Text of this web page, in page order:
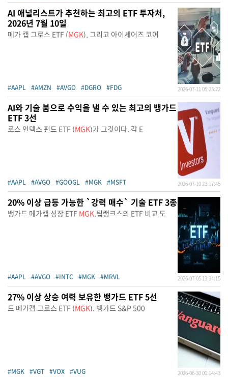
AI 애널리스트가 추천하는 최고의 ETF 투자처,
2026년 7월 10일
메가 캡 그로스 ETF (MGK), 그리고 아이셰어즈 코어
#AAPL #AMZN #AVGO #DGRO #FDG 2026-07-11 05:25:22
AI와 기술 붐으로 수익을 낼 수 있는 최고의 뱅가드
ETF 3선
로스 인덱스 펀드 ETF (MGK )가 그것이다. 각 E
#AAPL #AVGO #GOOGL #MGK #MSFT 2026-07-10 23:17:45
20% 이상 급등 가능한 `강력 매수` 기술 ETF 3종
뱅가드 메가캡 성장 ETF MGK.팁랭크스의 ETF 비교 도
#AAPL #AVGO #INTC #MGK #MRVL 2026-07-05 13:34:15
27% 이상 상승 여력 보유한 뱅가드 ETF 5선
드 메가캡 그로스 ETF (MGK), 뱅가드 S&P 500
#MGK #VGT #VOX #VUG 2026-06-30 00:14:43